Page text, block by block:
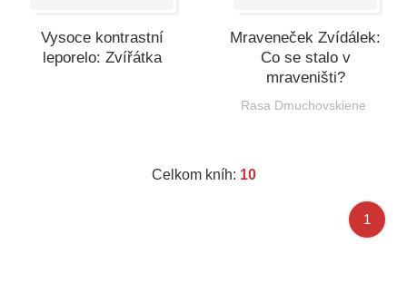
Vysoce kontrastní
leporelo: Zvířátka
Mraveneček Zvídálek:
Co se stalo v
mraveništi?
Rasa Dmuchovskiene
Celkom kníh: 10
1